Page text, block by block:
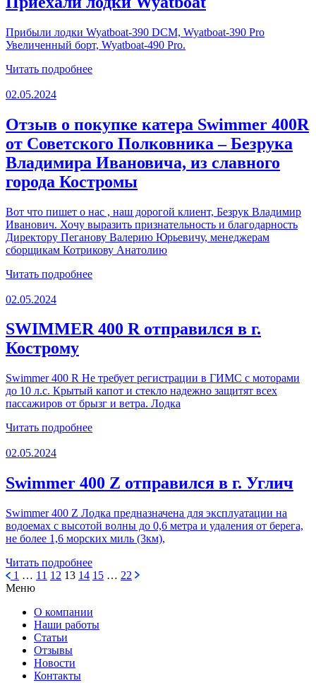
Прибыли лодки Wyatboat-390 DCM, Wyatboat-390 Pro
Увеличенный борт, Wyatboat-490 Pro.
Читать подробнее
02.05.2024
Отзыв о покупке катера Swimmer 400R
от Советского Полковника – Безрука
Владимира Ивановича, из славного
города Костромы
Вот что пишет о нас , наш дорогой клиент, Безрук Владимир
Иванович. Хочу выразить признательность и благодарность
Директору Пеганову Валерию Юрьевичу, менеджерам
сборщикам Котрикову Анатолию
Читать подробнее
02.05.2024
SWIMMER 400 R отправился в г.
Кострому
Swimmer 400 R Не требует регистрации в ГИМС с моторами
до 10 л.с. Крытый капот и стекло надежно защитят всех
пассажиров от брызг и ветра. Лодка
Читать подробнее
02.05.2024
Swimmer 400 Z отправился в г. Углич
Swimmer 400 Z Лодка предназначена для эксплуатации на
водоемах с высотой волны до 0,6 метра и удаления от берега,
не более 1,6 морских миль (3км),
Читать подробнее
Пагинация
записей
1 … 11 12 13 14 15 … 22
Меню
О компании
Наши работы
Статьи
Отзывы
Новости
Контакты